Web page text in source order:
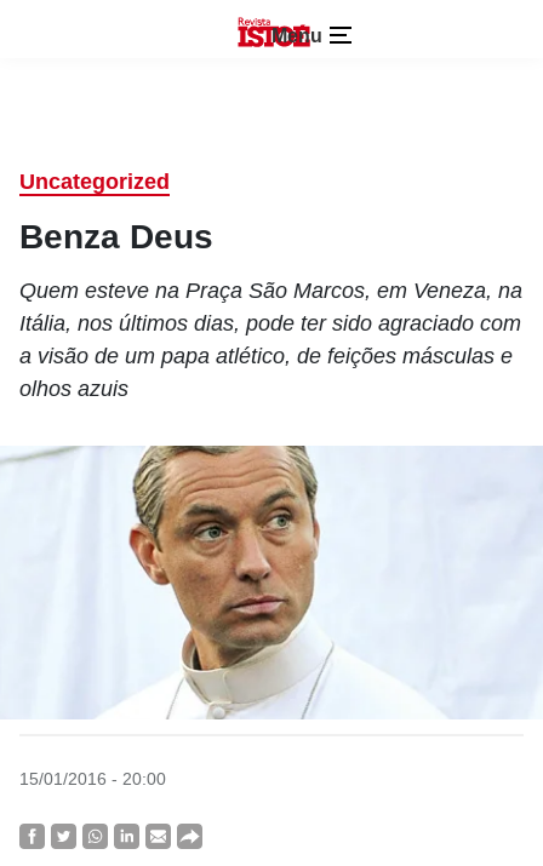
Menu
Uncategorized
Benza Deus
Quem esteve na Praça São Marcos, em Veneza, na
Itália, nos últimos dias, pode ter sido agraciado com
a visão de um papa atlético, de feições másculas e
olhos azuis
15/01/2016 - 20:00